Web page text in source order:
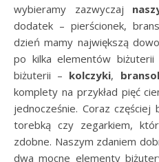
wybieramy zazwyczaj
dodatek – pierścionek,
dzień mamy największą
po kilka elementów
biżuterii – kolczyki,
komplety na przykład pięć
jednocześnie. Coraz
torebką czy zegarkiem,
zdobne. Naszym zdaniem
dwa mocne elementy